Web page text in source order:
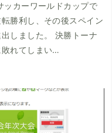
ッカーワールドカップで
勝利し、その後スペイン
しました。 決勝トーナ
敗れてしまい…